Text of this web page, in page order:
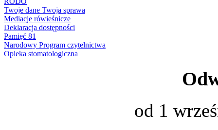
Twoje dane Twoja sprawa
Mediacje rówieśnicze
Deklaracja dostępności
Pamięć 81
Narodowy Program czytelnictwa
Opieka stomatologiczna
od 1